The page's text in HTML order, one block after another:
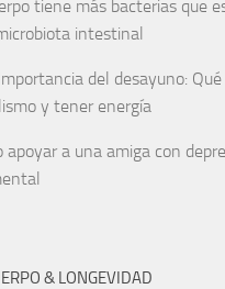
tiene más bacterias que
intestinal
del desayuno:
y tener energía
apoyar a una amiga con
& LONGEVIDAD